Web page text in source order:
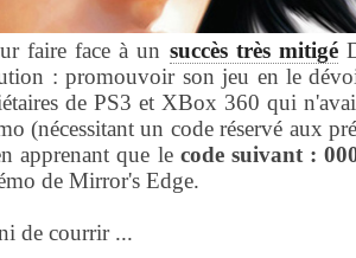
faire face à un succès très mitigé
: promouvoir son jeu en le
de PS3 et XBox 360 qui
(nécessitant un code réservé aux
apprenant que le code suivant :
de Mirror's Edge.
de courrir ...